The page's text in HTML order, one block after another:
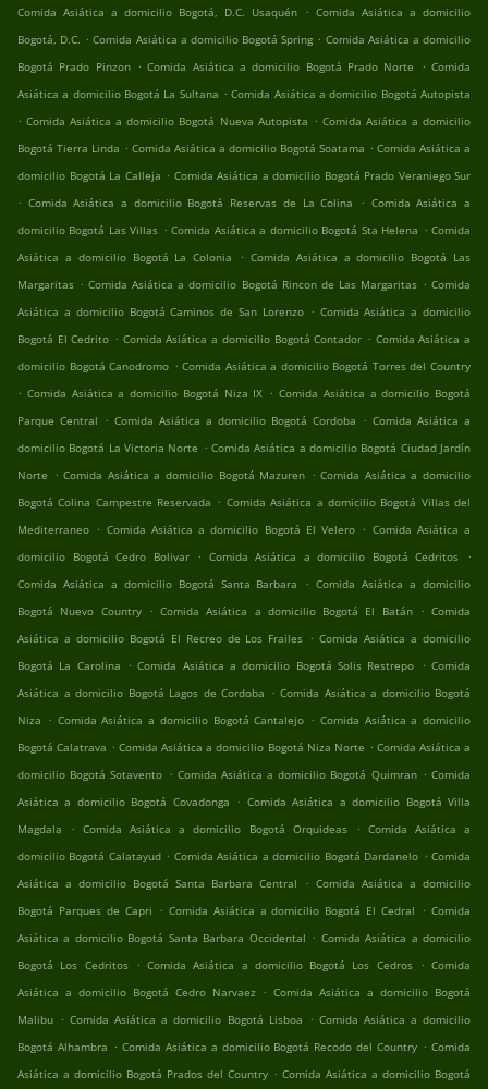
Comida Asiática a domicilio Bogotá, D.C. Usaquén . Comida Asiática a domicilio
Bogotá, D.C. . Comida Asiática a domicilio Bogotá Spring . Comida Asiática a domicilio
Bogotá Prado Pinzon . Comida Asiática a domicilio Bogotá Prado Norte . Comida
Asiática a domicilio Bogotá La Sultana . Comida Asiática a domicilio Bogotá Autopista
. Comida Asiática a domicilio Bogotá Nueva Autopista . Comida Asiática a domicilio
Bogotá Tierra Linda . Comida Asiática a domicilio Bogotá Soatama . Comida Asiática a
domicilio Bogotá La Calleja . Comida Asiática a domicilio Bogotá Prado Veraniego Sur
. Comida Asiática a domicilio Bogotá Reservas de La Colina . Comida Asiática a
domicilio Bogotá Las Villas . Comida Asiática a domicilio Bogotá Sta Helena . Comida
Asiática a domicilio Bogotá La Colonia
. Comida Asiática a domicilio Bogotá Las
Margaritas . Comida Asiática a domicilio Bogotá Rincon de Las Margaritas . Comida
Asiática a domicilio Bogotá Caminos de San Lorenzo . Comida Asiática a domicilio
Bogotá El Cedrito . Comida Asiática a domicilio Bogotá Contador . Comida Asiática a
domicilio Bogotá Canodromo . Comida Asiática a domicilio Bogotá Torres del Country
. Comida Asiática a domicilio Bogotá Niza IX . Comida Asiática a domicilio Bogotá
Parque Central . Comida Asiática a domicilio Bogotá Cordoba . Comida Asiática a
domicilio Bogotá La Victoria Norte . Comida Asiática a domicilio Bogotá Ciudad Jardín
Norte . Comida Asiática a domicilio Bogotá Mazuren . Comida Asiática a domicilio
Bogotá Colina Campestre Reservada . Comida Asiática a domicilio Bogotá Villas del
Mediterraneo . Comida Asiática a domicilio Bogotá El Velero . Comida Asiática a
domicilio Bogotá Cedro Bolivar
. Comida Asiática a domicilio Bogotá Cedritos
.
Comida Asiática a domicilio Bogotá Santa Barbara
. Comida Asiática a domicilio
Bogotá Nuevo Country
. Comida Asiática a domicilio Bogotá El Batán . Comida
Asiática a domicilio Bogotá El Recreo de Los Frailes . Comida Asiática a domicilio
Bogotá La Carolina . Comida Asiática a domicilio Bogotá Solis Restrepo . Comida
Asiática a domicilio Bogotá Lagos de Cordoba . Comida Asiática a domicilio Bogotá
Niza . Comida Asiática a domicilio Bogotá Cantalejo . Comida Asiática a domicilio
Bogotá Calatrava . Comida Asiática a domicilio Bogotá Niza Norte . Comida Asiática a
domicilio Bogotá Sotavento . Comida Asiática a domicilio Bogotá Quimran . Comida
Asiática a domicilio Bogotá Covadonga . Comida Asiática a domicilio Bogotá Villa
Magdala
. Comida Asiática a domicilio Bogotá Orquideas . Comida Asiática a
domicilio Bogotá Calatayud . Comida Asiática a domicilio Bogotá Dardanelo . Comida
Asiática a domicilio Bogotá Santa Barbara Central
. Comida Asiática a domicilio
Bogotá Parques de Capri . Comida Asiática a domicilio Bogotá El Cedral . Comida
Asiática a domicilio Bogotá Santa Barbara Occidental . Comida Asiática a domicilio
Bogotá Los Cedritos
. Comida Asiática a domicilio Bogotá Los Cedros . Comida
Asiática a domicilio Bogotá Cedro Narvaez . Comida Asiática a domicilio Bogotá
Malibu . Comida Asiática a domicilio Bogotá Lisboa . Comida Asiática a domicilio
Bogotá Alhambra . Comida Asiática a domicilio Bogotá Recodo del Country . Comida
Asiática a domicilio Bogotá Prados del Country . Comida Asiática a domicilio Bogotá